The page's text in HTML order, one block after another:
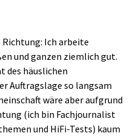
Richtung: Ich arbeite
und ganzen ziemlich gut.
des häuslichen
Auftragslage so langsam
wäre aber aufgrund
(ich bin Fachjournalist
und HiFi-Tests) kaum